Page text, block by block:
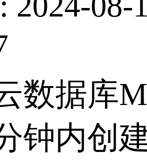
据库
钟内创